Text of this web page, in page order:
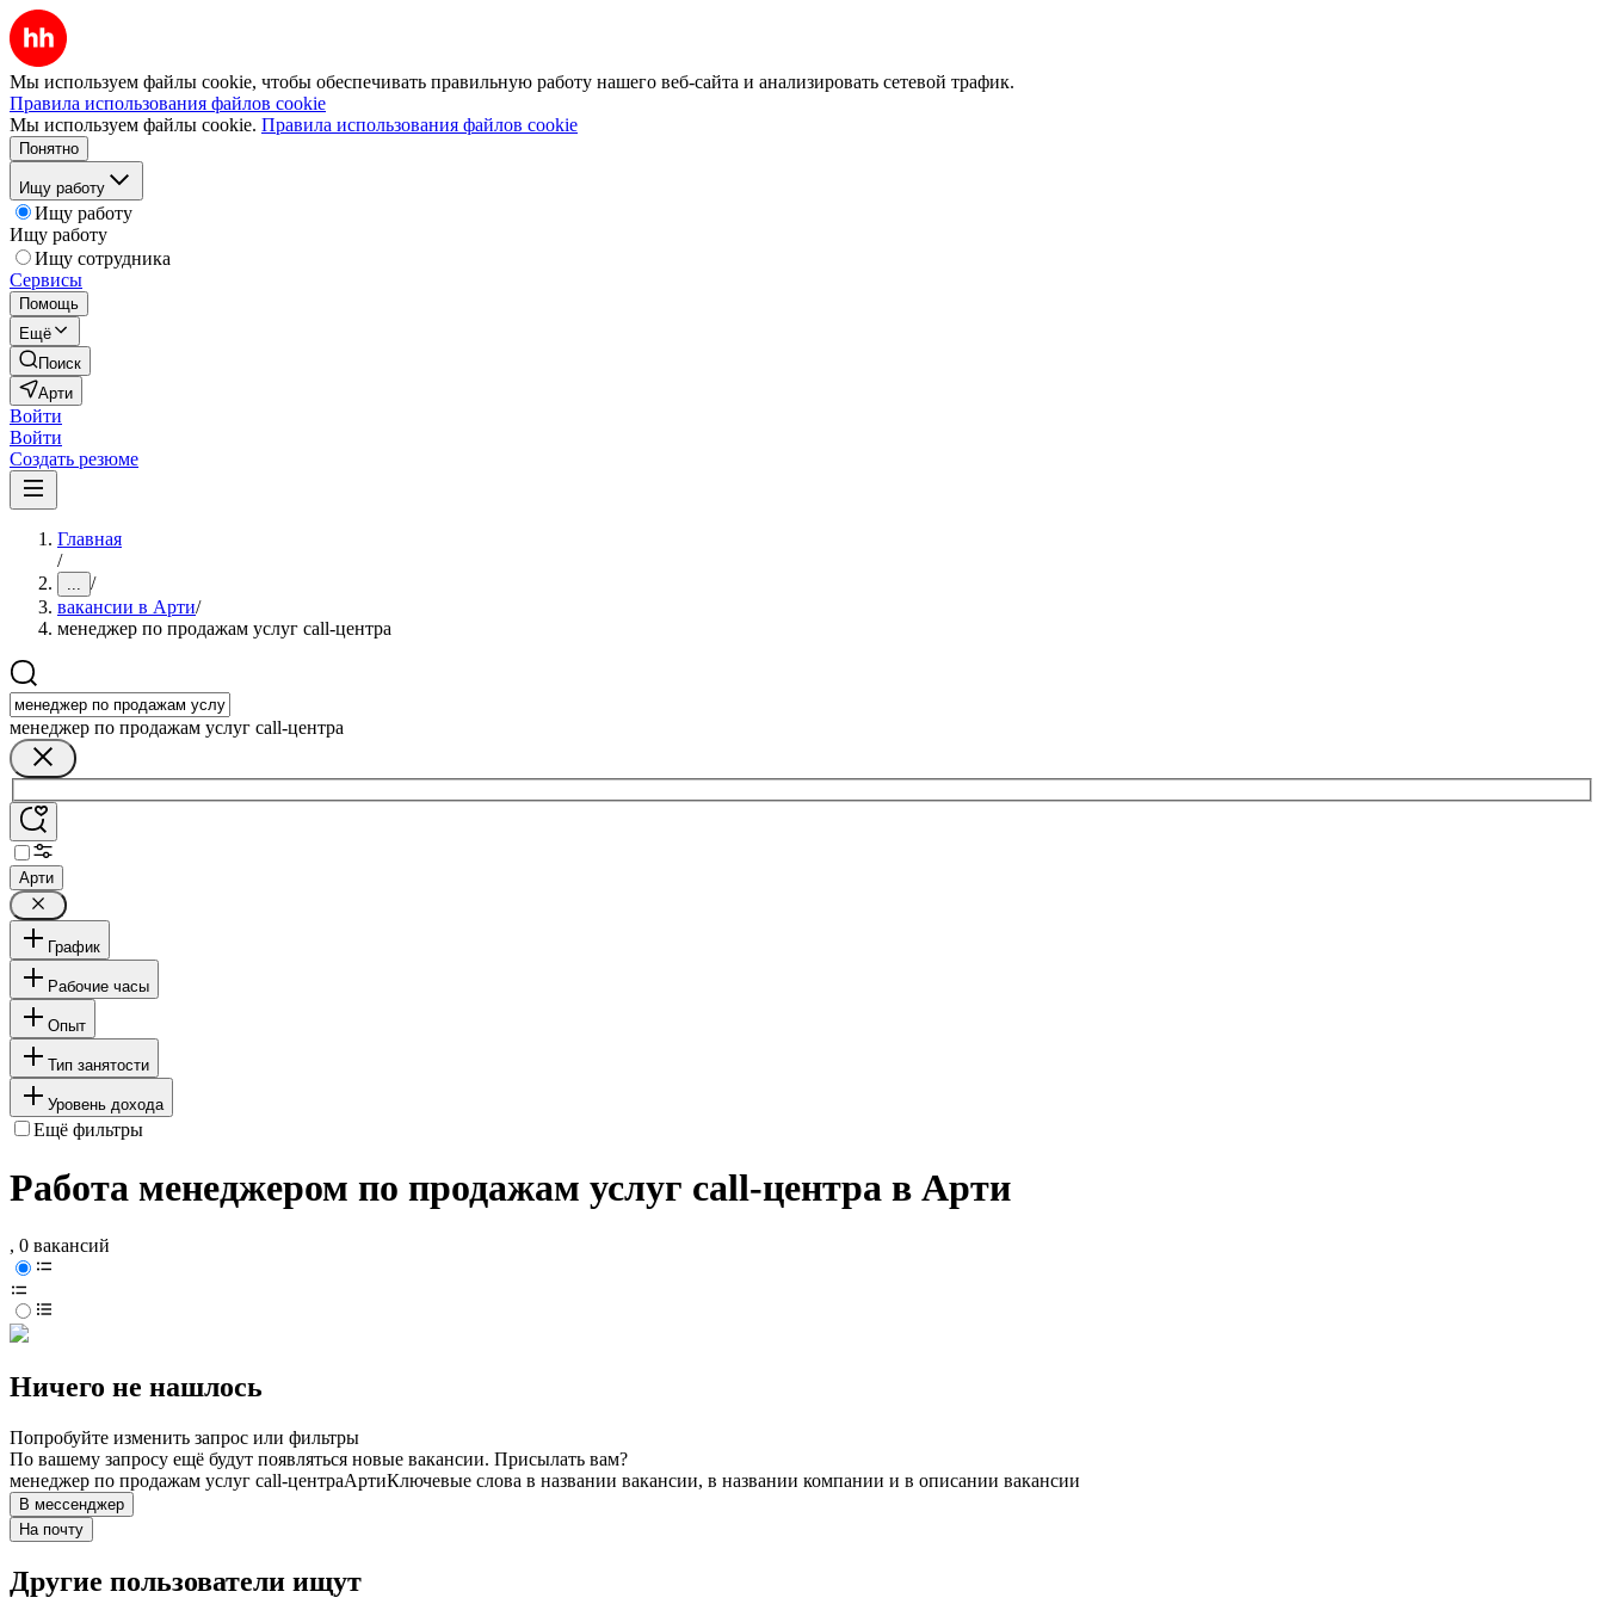
Мы используем файлы cookie, чтобы обеспечивать правильную работу нашего веб-сайта и анализировать сетевой трафик.
Правила использования файлов cookie
Мы используем файлы cookie. Правила использования файлов cookie
Понятно
Ищу работу
Ищу работу
Ищу работу
Ищу сотрудника
Сервисы
Помощь
Ещё
Поиск
Арти
Войти
Войти
Создать резюме
Главная
/
... /
вакансии в Арти/
менеджер по продажам услуг call-центра
менеджер по продажам услуг call-центра
Арти
График
Рабочие часы
Опыт
Тип занятости
Уровень дохода
Ещё фильтры
Работа менеджером по продажам услуг call-центра в Арти
, 0 вакансий
Ничего не нашлось
Попробуйте изменить запрос или фильтры
По вашему запросу ещё будут появляться новые вакансии. Присылать вам?
менеджер по продажам услуг call-центраАртиКлючевые слова в названии вакансии, в названии компании и в описании вакансии
В мессенджер
На почту
Другие пользователи ищут